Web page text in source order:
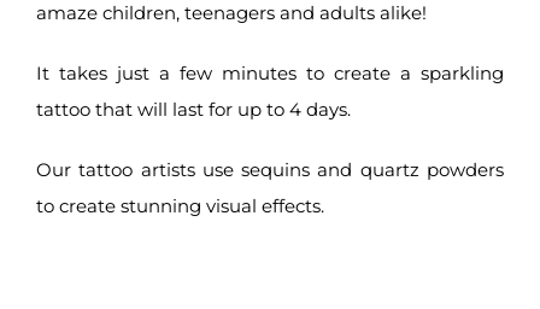
amaze children, teenagers and adults alike!
It takes just a few minutes to create a sparkling
tattoo that will last for up to 4 days.
Our tattoo artists use sequins and quartz powders
to create stunning visual effects.